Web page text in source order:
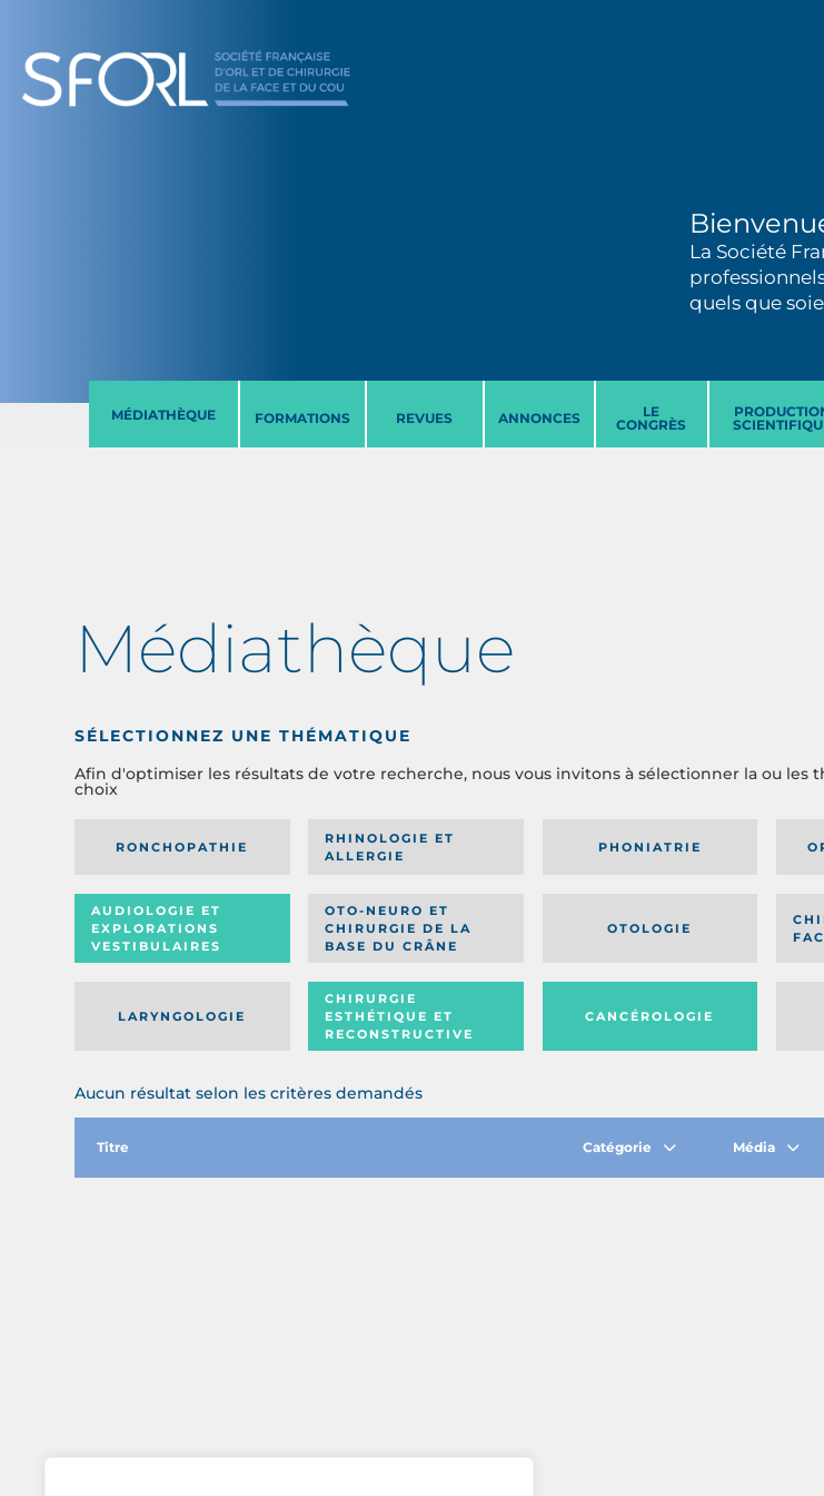
La Société
quels que
MÉDIATHÈQUE FORMATIONS REVUES ANNONCES
LE
CONGRÈS
Médiathèque
SÉLECTIONNEZ UNE THÉMATIQUE
Afin d'optimiser les résultats de votre recherche, nous vous invitons à sélectionner la ou les
choix
RONCHOPATHIE
RHINOLOGIE ET
ALLERGIE
PHONIATRIE
AUDIOLOGIE ET
EXPLORATIONS
VESTIBULAIRES
OTO-NEURO ET
CHIRURGIE DE LA
BASE DU CRÂNE
OTOLOGIE
LARYNGOLOGIE
CHIRURGIE
ESTHÉTIQUE ET
RECONSTRUCTIVE
CANCÉROLOGIE
Aucun résultat selon les critères demandés
Titre Catégorie Média